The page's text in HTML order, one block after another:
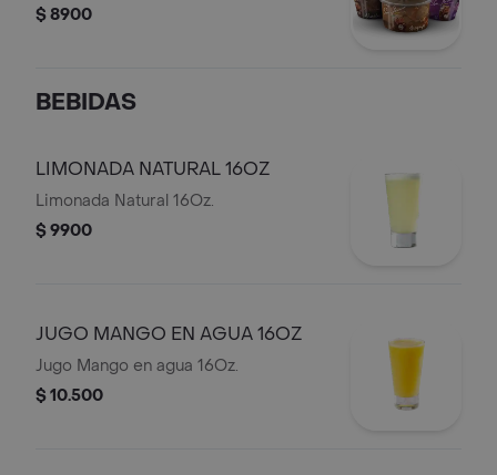
$ 8900
BEBIDAS
LIMONADA NATURAL 16OZ
Limonada Natural 16Oz.
$ 9900
JUGO MANGO EN AGUA 16OZ
Jugo Mango en agua 16Oz.
$ 10.500